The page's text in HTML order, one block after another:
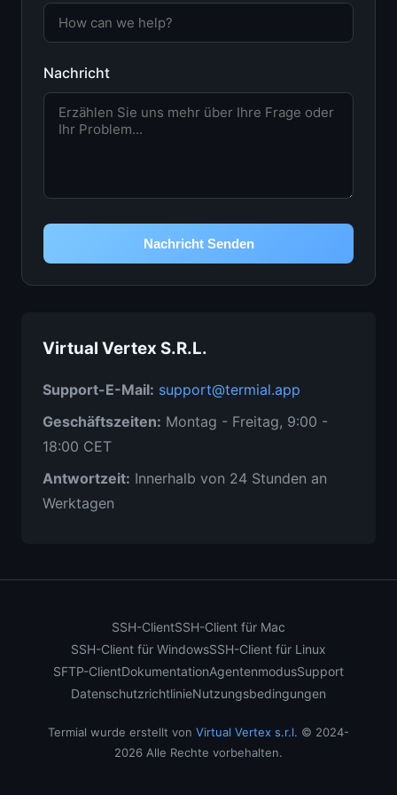
Nachricht
Nachricht Senden
Virtual Vertex S.R.L.
Support-E-Mail: support@termial.app
Geschäftszeiten: Montag - Freitag, 9:00 -
18:00 CET
Antwortzeit: Innerhalb von 24 Stunden an
Werktagen
SSH-ClientSSH-Client für Mac
SSH-Client für WindowsSSH-Client für Linux
SFTP-ClientDokumentationAgentenmodusSupport
DatenschutzrichtlinieNutzungsbedingungen
Termial wurde erstellt von Virtual Vertex s.r.l. © 2024-
2026 Alle Rechte vorbehalten.